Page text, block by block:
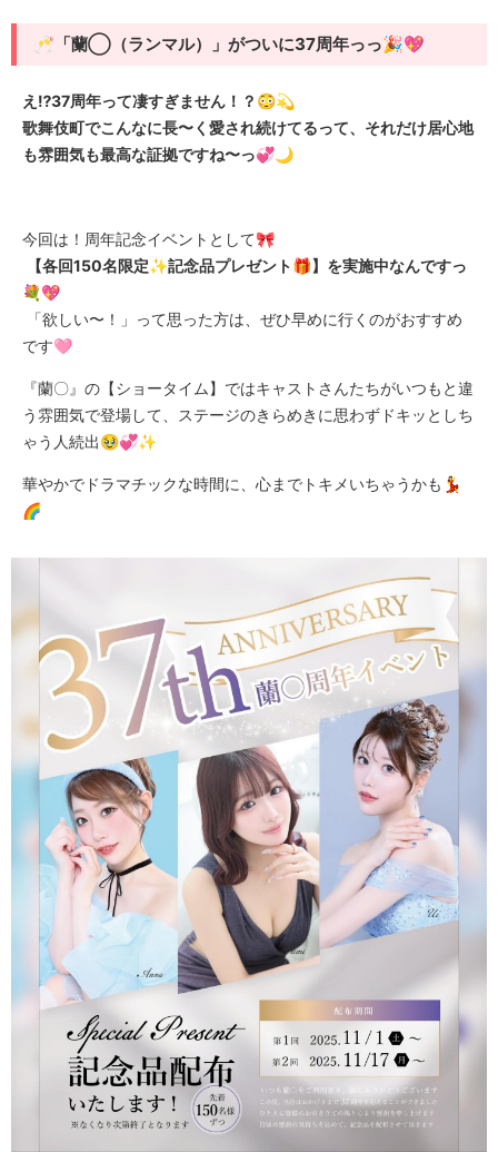
🥂「蘭◯（ランマル）」がついに37周年っっ🎉💖
え⁉️37周年って凄すぎません！？😳💫
歌舞伎町でこんなに長〜く愛され続けてるって、それだけ居心地
も雰囲気も最高な証拠ですね〜っ💞🌙
今回は！周年記念イベントとして🎀
【各回150名限定✨記念品プレゼント🎁】を実施中なんですっ
💐💖
「欲しい〜！」って思った方は、ぜひ早めに行くのがおすすめ
です🩷
『蘭〇』の【ショータイム】ではキャストさんたちがいつもと違
う雰囲気で登場して、ステージのきらめきに思わずドキッとしち
ゃう人続出🥹💞✨
華やかでドラマチックな時間に、心までトキメいちゃうかも💃
🌈